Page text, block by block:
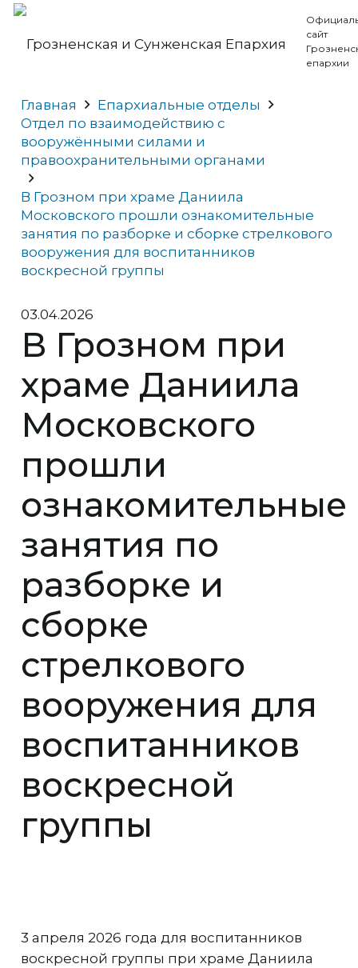
сайт
епархии
Главная
Епархиальные отделы
Отдел по взаимодействию с
вооружёнными силами и
правоохранительными органами
В Грозном при храме Даниила
Московского прошли ознакомительные
занятия по разборке и сборке стрелкового
вооружения для воспитанников
воскресной группы
03.04.2026
В Грозном при
храме Даниила
Московского
прошли
ознакомительные
занятия по
разборке и
сборке
стрелкового
вооружения для
воспитанников
воскресной
группы
3 апреля 2026 года для воспитанников
воскресной группы при храме Даниила